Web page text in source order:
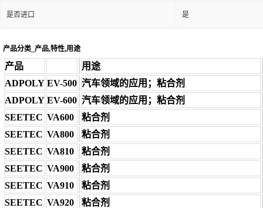
是否进口 是
产品分类_产品,特性,用途
产品
用途
ADPOLY EV-500 汽车领域的应用；粘合剂
ADPOLY EV-600 汽车领域的应用；粘合剂
SEETEC VA600
粘合剂
SEETEC VA800
粘合剂
SEETEC VA810
粘合剂
SEETEC VA900
粘合剂
SEETEC VA910
粘合剂
SEETEC VA920
粘合剂